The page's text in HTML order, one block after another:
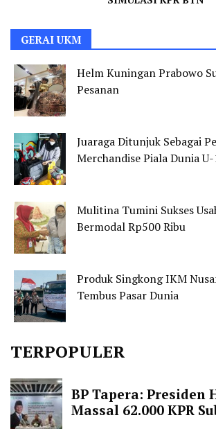
GERAI UKM
Helm Kuningan Prabowo
Pesanan
Juaraga Ditunjuk Sebagai
Merchandise Piala Dunia
Mulitina Tumini Sukses
Bermodal Rp500 Ribu
Produk Singkong IKM
Tembus Pasar Dunia
TERPOPULER